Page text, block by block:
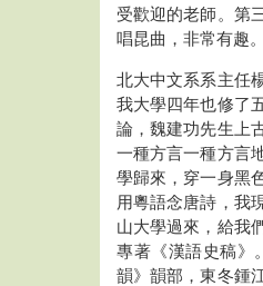
受歡迎的老師。第
唱昆曲，非常有趣。
北大中文系系主任
我大學四年也修了
論，魏建功先生上
一種方言一種方言
學歸來，穿一身黑
用粵語念唐詩，我
山大學過來，給我
專著《漢語史稿》
韻》韻部，東冬鍾